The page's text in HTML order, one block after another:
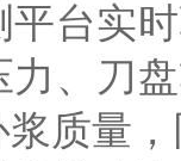
平台实
力、刀
质量